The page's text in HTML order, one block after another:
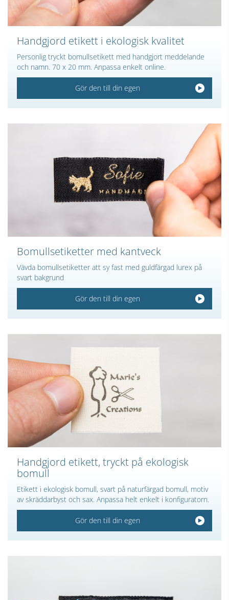
Handgjord etikett i ekologisk kvalitet
Personlig tryckt bomullsetikett med handgjort meddelande
och namn. 70 x 20 mm. Anpassa enkelt online.
Gör den till din egen
Bomullsetiketter med kantveck
Vävda bomullsetiketter att sy fast med guldfärgad lurex på
svart bakgrund
Gör den till din egen
Handgjord etikett, tryckt på ekologisk
bomull
Etikett i ekologisk bomull, svart på naturfärgad bomull, motiv
av skräddarbyst och sax. Anpassa helt enkelt i konfiguratorn.
Gör den till din egen